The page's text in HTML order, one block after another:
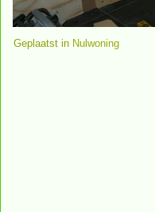
Geplaatst in Nulwoning